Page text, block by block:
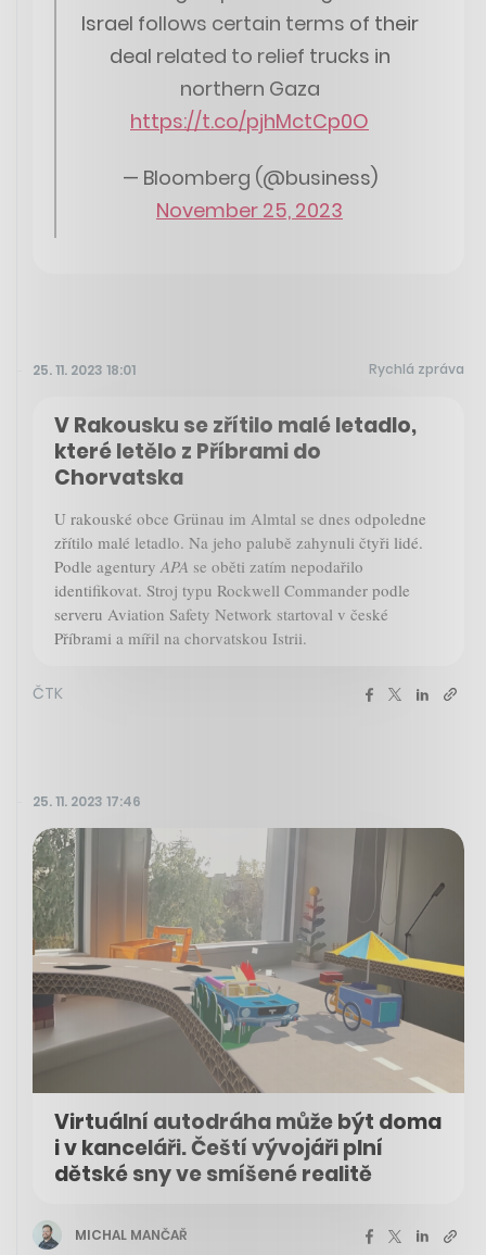
Israel follows certain terms of their
deal related to relief trucks in
northern Gaza
https://t.co/pjhMctCp0O
— Bloomberg (@business)
November 25, 2023
25. 11. 2023 18:01 Rychlá zpráva
V Rakousku se zřítilo malé letadlo,
které letělo z Příbrami do
Chorvatska
U rakouské obce Grünau im Almtal se dnes odpoledne
zřítilo malé letadlo. Na jeho palubě zahynuli čtyři lidé.
Podle agentury APA se oběti zatím nepodařilo
identifikovat. Stroj typu Rockwell Commander podle
serveru Aviation Safety Network startoval v české
Příbrami a mířil na chorvatskou Istrii.
ČTK
25. 11. 2023 17:46
Virtuální autodráha může být doma
i v kanceláři. Čeští vývojáři plní
dětské sny ve smíšené realitě
MICHAL MANČAŘ